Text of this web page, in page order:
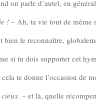
on parle d’autel, en
! – Ah, ta vie tout de même
bien le reconnaître,
si tu dois supporter cet
cela te donne l’occasion de
– et là, quelle